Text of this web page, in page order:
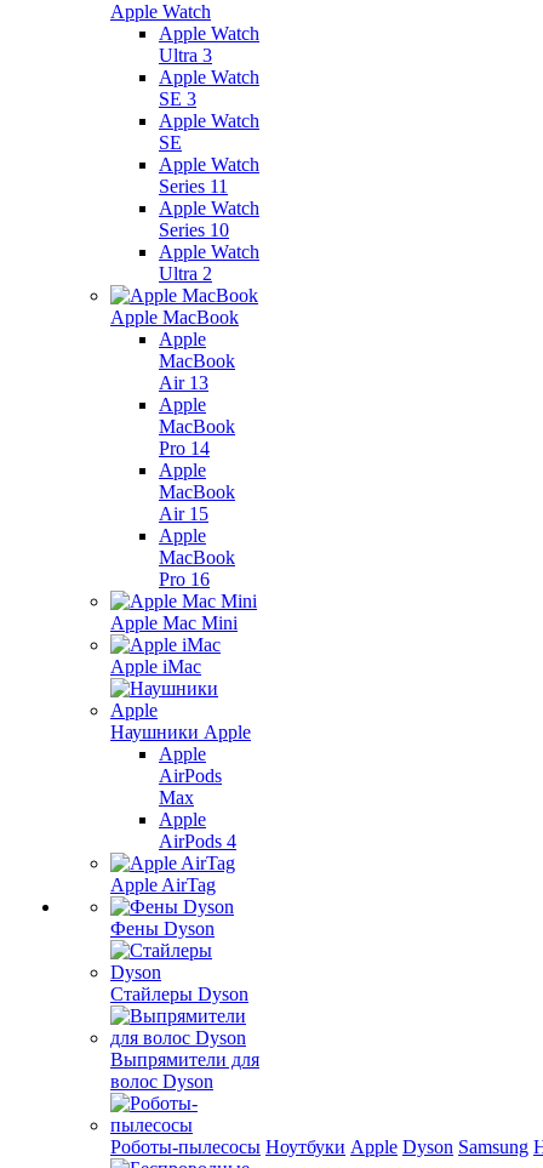
Apple Watch
Apple Watch
Ultra 3
Apple Watch
SE 3
Apple Watch
SE
Apple Watch
Series 11
Apple Watch
Series 10
Apple Watch
Ultra 2
Apple MacBook
Apple
MacBook
Air 13
Apple
MacBook
Pro 14
Apple
MacBook
Air 15
Apple
MacBook
Pro 16
Apple Mac Mini
Apple iMac
Наушники Apple
Apple
AirPods
Max
Apple
AirPods 4
Apple AirTag
Фены Dyson
Стайлеры Dyson
Выпрямители для
волос Dyson
Роботы-пылесосы Ноутбуки Apple Dyson Samsung